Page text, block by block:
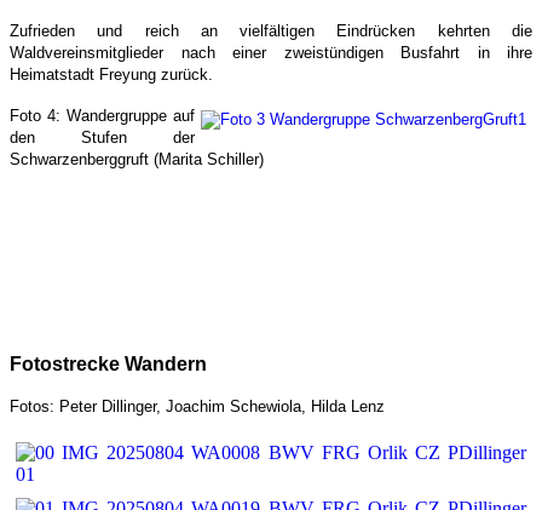
Zufrieden und reich an vielfältigen Eindrücken kehrten die
Waldvereinsmitglieder nach einer zweistündigen Busfahrt in ihre
Heimatstadt Freyung zurück.
Foto 4: Wandergruppe auf
den Stufen der
Schwarzenberggruft (Marita Schiller)
Fotostrecke Wandern
Fotos: Peter Dillinger, Joachim Schewiola, Hilda Lenz